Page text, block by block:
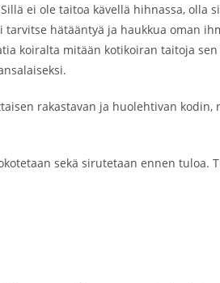
ei ole taitoa kävellä hihnassa, olla
hätääntyä ja haukkua oman
koiralta mitään kotikoiran taitoja sen
rakastavan ja huolehtivan
sekä sirutetaan ennen tuloa.